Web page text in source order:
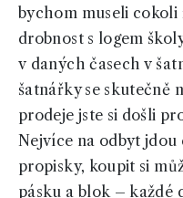
bychom museli
drobnost s logem
v daných časech v
šatnářky se skutečně
prodeje jste si došli
Nejvíce na odbyt jdou
propisky, koupit si
pásku a blok – každé